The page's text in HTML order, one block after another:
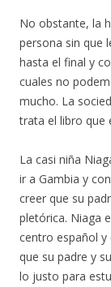
No obstante, la
persona sin que
hasta el final y
cuales no
mucho. La
trata el libro que
La casi niña
ir a Gambia y
creer que su
pletórica. Niaga
centro español
que su padre y
lo justo para